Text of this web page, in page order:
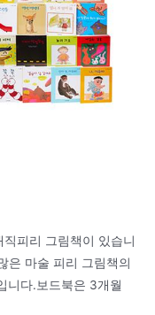
피리 그림책이 있습니
은 마술 피리 그림책의
니다.보드북은 3개월